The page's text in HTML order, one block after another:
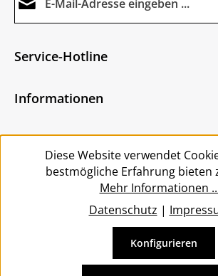
Ich habe die
bin mit ihnen einverstanden.
Zeichen ein*
Die mit einem Stern (*) markierten
Service-Hotline
Informationen
Service
Vertrag widerrufen
Diese Website verwendet
bestmögliche Erfahrung bieten
Mehr Informationen
Datenschutz |
Konfigurieren